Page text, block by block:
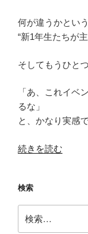
何が違うかという
“新1年生たちが
そしてもうひとつ
「あ、これイベ
るな」
と、かなり実感
“【開
ポ
ー
ト】
続きを読む
検索
索: